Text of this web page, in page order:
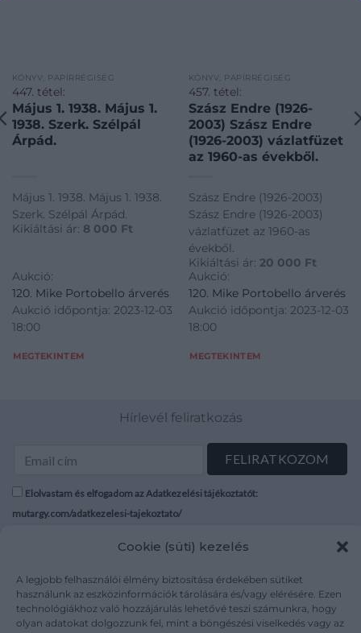
Cookie (süti) kezelés
A legjobb felhasználói élmény biztosítása érdekében sütiket
használunk az eszközinformációk tárolására és/vagy elérésére. Ezen
technológiákhoz való hozzájárulás lehetővé teszi számunkra, hogy
olyan adatokat dolgozzunk fel, mint a böngészési viselkedés vagy az
KÖNYV, PAPÍRRÉGISÉG
447. tétel:
Május 1. 1938. Május 1.
1938. Szerk. Szélpál
Árpád.
Május 1. 1938. Május 1. 1938.
Szerk. Szélpál Árpád.
Kikiáltási ár: 8 000 Ft
Aukció:
120. Mike Portobello árverés
Aukció időpontja: 2023-12-03
18:00
MEGTEKINTEM
KÖNYV, PAPÍRRÉGISÉG
457. tétel:
Szász Endre (1926-
2003) Szász Endre
(1926-2003) vázlatfüzet
az 1960-as évekből.
Szász Endre (1926-2003)
Szász Endre (1926-2003)
vázlatfüzet az 1960-as
évekből.
Kikiáltási ár: 20 000 Ft
Aukció:
120. Mike Portobello árverés
Aukció időpontja: 2023-12-03
18:00
MEGTEKINTEM
Hírlevél feliratkozás
Elolvastam és elfogadom az Adatkezelési tájékoztatót:
mutargy.com/adatkezelesi-tajekoztato/
Médiaajánlat
Karrier
Kapcsolat
Áraink
ÁSZF
Adatvédelem
Impresszum